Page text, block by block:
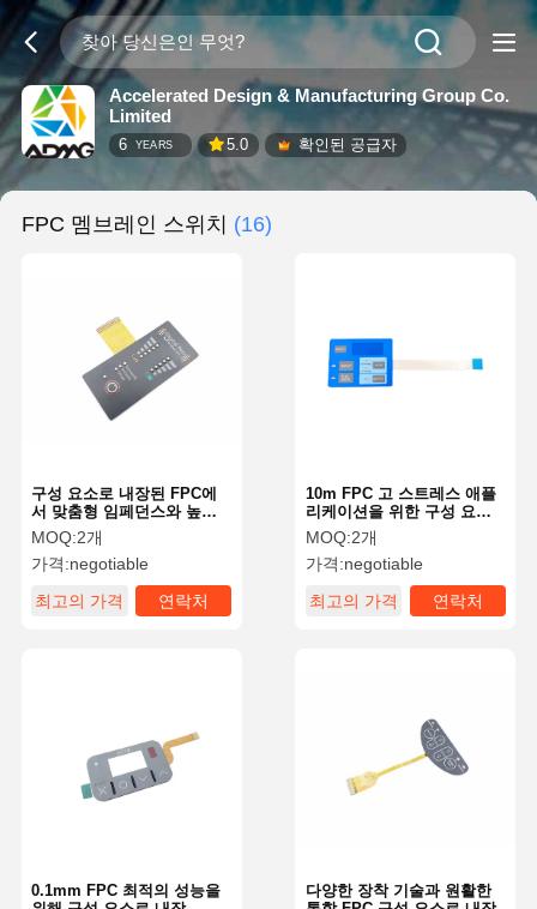
Accelerated Design & Manufacturing Group Co.
Limited
6 YEARS 5.0 확인된 공급자
FPC 멤브레인 스위치 (16)
구성 요소로 내장된 FPC에
서 맞춤형 임페던스와 높은
전력 처리
MOQ:2개
가격:negotiable
최고의 가격
연락처
10m FPC 고 스트레스 애플
리케이션을 위한 구성 요소
로 내장
MOQ:2개
가격:negotiable
최고의 가격
연락처
0.1mm FPC 최적의 성능을
다양한 장착 기술과 원활한